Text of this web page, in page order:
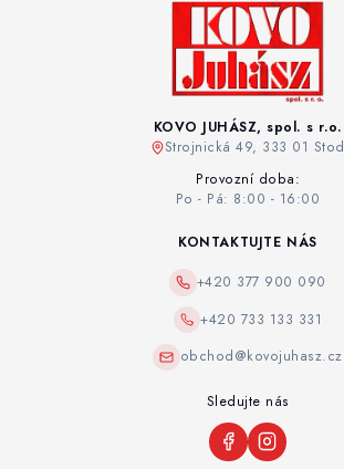
KOVO JUHÁSZ, spol. s r.o.
Strojnická 49, 333 01 Stod
Provozní doba:
Po - Pá: 8:00 - 16:00
KONTAKTUJTE NÁS
+420 377 900 090
+420 733 133 331
obchod@kovojuhasz.cz
Sledujte nás